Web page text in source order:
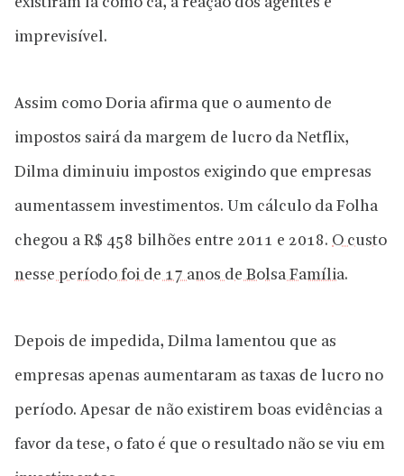
imprevisível.
Assim como Doria afirma que o aumento de
impostos sairá da margem de lucro da Netflix,
Dilma diminuiu impostos exigindo que empresas
aumentassem investimentos. Um cálculo da Folha
chegou a R$ 458 bilhões entre 2011 e 2018. O custo
nesse período foi de 17 anos de Bolsa Família.
Depois de impedida, Dilma lamentou que as
empresas apenas aumentaram as taxas de lucro no
período. Apesar de não existirem boas evidências a
favor da tese, o fato é que o resultado não se viu em